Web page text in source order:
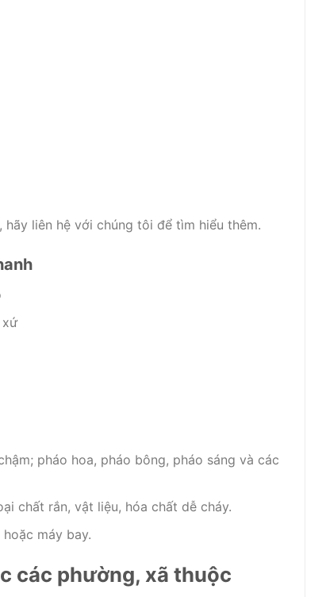
liên hệ với chúng tôi để tìm hiểu thêm.
xứ
pháo hoa, pháo bông, pháo sáng và các
chất rắn, vật liệu, hóa chất dễ cháy.
máy bay.
các phường, xã thuộc